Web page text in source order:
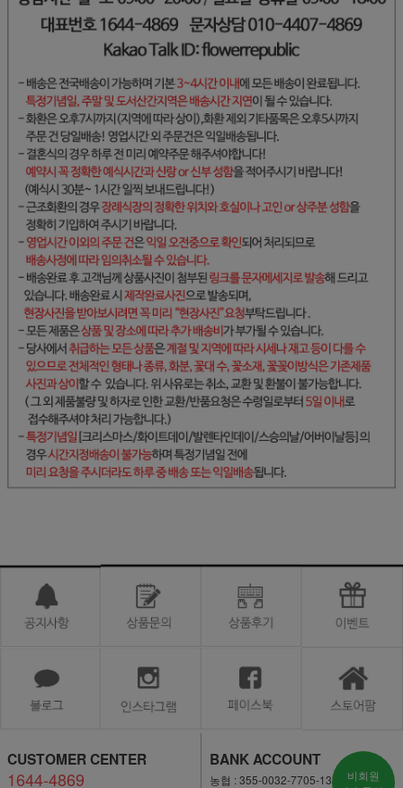
CUSTOMER CENTER
1644-4869
BANK ACCOUNT
농협 : 355-0032-7705-13
비회원